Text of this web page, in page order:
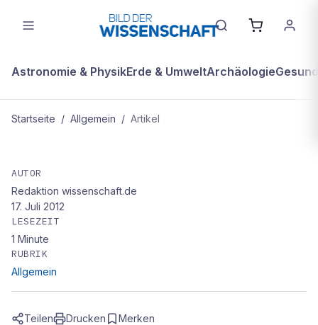
Astronomie & PhysikErde & UmweltArchäologie
Startseite / Allgemein / Artikel
Paul Dirac
AUTOR
Redaktion wissenschaft.de
17. Juli 2012
LESEZEIT
1 Minute
RUBRIK
Allgemein
Teilen Drucken Merken